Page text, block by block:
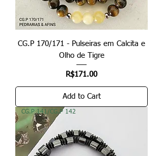
CG.P 170/171 - Pulseiras em Calcita e
Olho de Tigre
Price
R$171.00
Add to Cart
CG.P 141/CG.P 142